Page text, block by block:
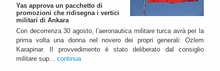
Yas approva un pacchetto di
promozioni che ridisegna i vertici
militari di Ankara
Con decorrenza 30 agosto, l’aeronautica militare turca avrà per la
prima volta una donna nel novero dei propri generali: Ozlem
Karapinar. Il provvedimento è stato deliberato dal consiglio
militare sup... continua